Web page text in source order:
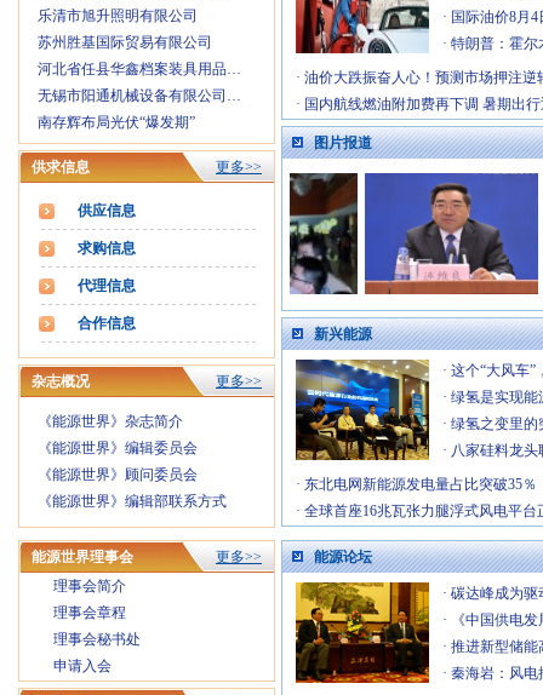
乐清市旭升照明有限公司
苏州胜基国际贸易有限公司
河北省任县华鑫档案装具用品…
无锡市阳通机械设备有限公司…
南存辉布局光伏“爆发期”
供求信息 更多>>
供应信息
求购信息
代理信息
合作信息
杂志概况 更多>>
《能源世界》杂志简介
《能源世界》编辑委员会
《能源世界》顾问委员会
《能源世界》编辑部联系方式
· 国际油价8月
· 特朗普：霍
· 油价大跌振奋人心！预测市场押注
· 国内航线燃油附加费再下调 暑期出
图片报道
新兴能源
· 这个“大风车
· 绿氢是实现
· 绿氢之变里的
· 八家硅料龙头
· 东北电网新能源发电量占比突破35％
· 全球首座16兆瓦张力腿浮式风电平台
能源世界理事会
更多>>
理事会简介
理事会章程
理事会秘书处
申请入会
能源论坛
· 碳达峰成为
·
《中国供电
· 推进新型储
· 秦海岩：风